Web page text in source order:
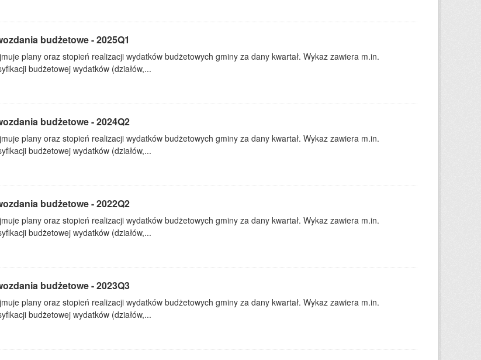
budżetowe - 2025Q1
plany oraz stopień realizacji wydatków budżetowych gminy za dany kwartał. Wykaz zawiera m.in.
budżetowej wydatków (działów,...
budżetowe - 2024Q2
plany oraz stopień realizacji wydatków budżetowych gminy za dany kwartał. Wykaz zawiera m.in.
budżetowej wydatków (działów,...
budżetowe - 2022Q2
plany oraz stopień realizacji wydatków budżetowych gminy za dany kwartał. Wykaz zawiera m.in.
budżetowej wydatków (działów,...
budżetowe - 2023Q3
plany oraz stopień realizacji wydatków budżetowych gminy za dany kwartał. Wykaz zawiera m.in.
budżetowej wydatków (działów,...